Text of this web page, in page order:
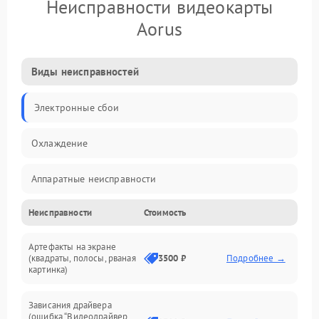
Неисправности видеокарты
Aorus
Виды неисправностей
Электронные сбои
Охлаждение
Аппаратные неисправности
Перегрев и термопроблемы
Видео
Неисправности Стоимость
Артефакты на экране
(квадраты, полосы, рваная
картинка)
3500 ₽ Подробнее →
Зависания драйвера